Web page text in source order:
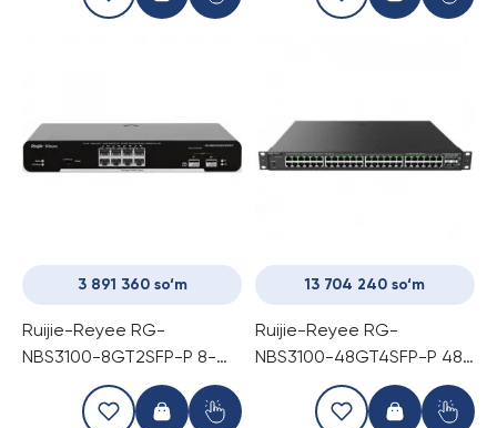
3 891 360 so‘m
Ruijie-Reyee RG-
NBS3100-8GT2SFP-P 8-
portli POE gigabit
boshqariladigan
13 704 240 so‘m
Ruijie-Reyee RG-
NBS3100-48GT4SFP-P 48-
portli POE gigabitli
boshqariladigan